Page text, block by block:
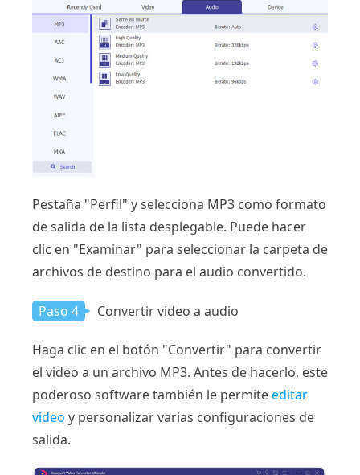
Pestaña "Perfil" y selecciona MP3 como formato
de salida de la lista desplegable. Puede hacer
clic en "Examinar" para seleccionar la carpeta de
archivos de destino para el audio convertido.
Paso 4 Convertir video a audio
Haga clic en el botón "Convertir" para convertir
el video a un archivo MP3. Antes de hacerlo, este
poderoso software también le permiteeditar
video y personalizar varias configuraciones de
salida.